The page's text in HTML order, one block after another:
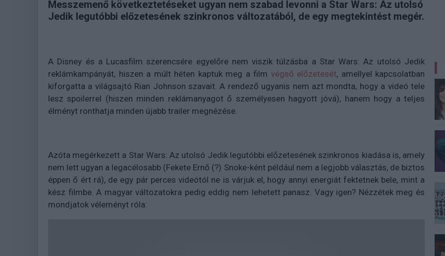
Messzemenő következtetéseket ugyan nem szabad levonni a Star Wars: Az utolsó
Jedik legutóbbi előzetesének szinkronos változatából, de egy megtekintést megér.
A Disney és a Lucasfilm szerencsére egyelőre nem viszik túlzásba a Star Wars: Az utolsó Jedik
reklámkampányát, hiszen a múlt héten kaptuk meg a film végső előzetesét, amellyel kapcsolatban
kiforgatta a világsajtó Rian Johnson szavait. A rendező ugyanis nem azt mondta, hogy a videó tele
lesz spoilerrel (hiszen minden reklámanyagot ő személyesen hagyott jóvá), hanem hogy a teljes
élményt ronthatja minden újabb trailer megnézése.
Azóta megérkezett a Star Wars: Az utolsó Jedik legutóbbi előzetesének szinkronos kiadása is, amely
nem lett ugyan a legacélosabb (Fekete Ernő (?) Snoke-ként például nem a legjobb választás, de biztos
éppen ő ért rá), de egy pár perces videótól ne is várjuk el, hogy annyi energiát fektetnek bele, mint a
kész filmbe. A magyar változatokra pedig eddig nem lehetett panasz. Vagy igen? Nézzétek meg és
mondjatok véleményt róla: